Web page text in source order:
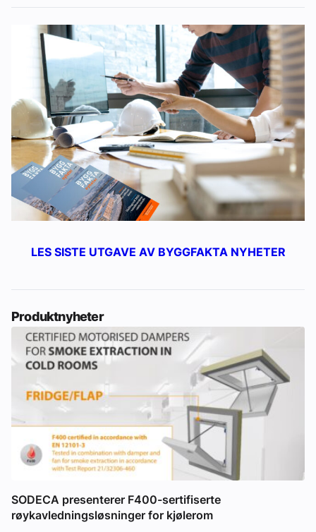
LES SISTE UTGAVE AV BYGGFAKTA NYHETER
Produktnyheter
SODECA presenterer F400-sertifiserte
røykavledningsløsninger for kjølerom